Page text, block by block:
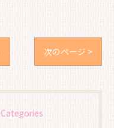
次のページ >
Categories